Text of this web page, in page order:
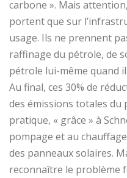
carbone ». Mais
portent que sur
usage. Ils ne prennent
raffinage du pétrole, de
pétrole lui-même quand
Au final, ces 30% de
des émissions totales du
pratique, « grâce » à
pompage et au
des panneaux solaires.
reconnaître le problème